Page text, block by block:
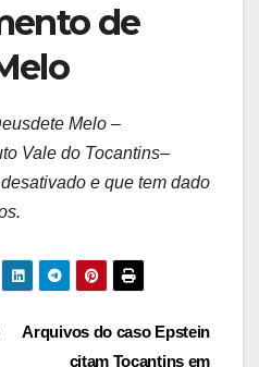
de
Melo –
Vale do Tocantins–
e que tem dado
Arquivos do caso Epstein
citam Tocantins em